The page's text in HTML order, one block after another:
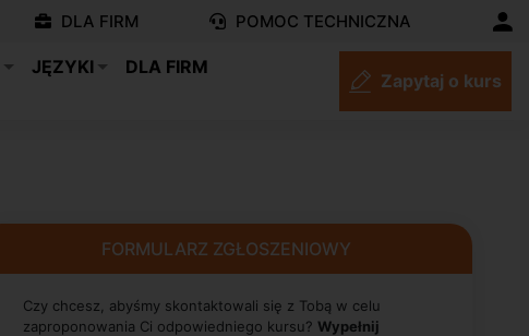
DLA FIRM POMOC TECHNICZNA
JĘZYKI
DLA FIRM
Zapytaj o kurs
FORMULARZ ZGŁOSZENIOWY
Czy chcesz, abyśmy skontaktowali się z Tobą w celu
zaproponowania Ci odpowiedniego kursu? Wypełnij